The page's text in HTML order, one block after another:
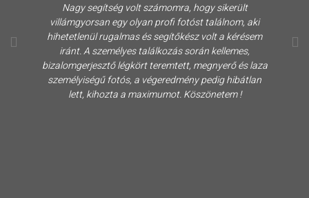
Nagy segítség volt számomra, hogy sikerült
villámgyorsan egy olyan profi fotóst találnom, aki
hihetetlenül rugalmas és segítőkész volt a kérésem
iránt. A személyes találkozás során kellemes,
bizalomgerjesztő légkört teremtett, megnyerő és laza
személyiségű fotós, a végeredmény pedig hibátlan
lett, kihozta a maximumot. Köszönetem !